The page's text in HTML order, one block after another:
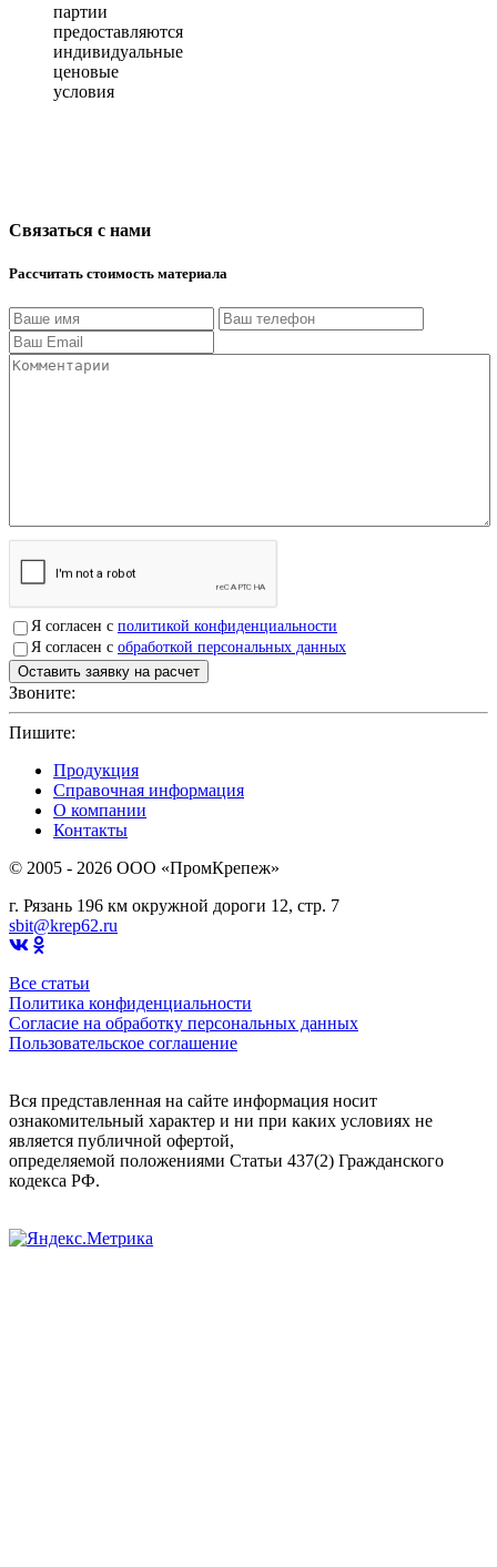
партии
предоставляются
индивидуальные
ценовые
условия
Связаться с нами
Рассчитать стоимость материала
Я согласен с политикой конфиденциальности
Я согласен с обработкой персональных данных
Звоните:
Пишите:
Продукция
Справочная информация
О компании
Контакты
© 2005 - 2026 OOO «ПромКрепеж»
г. Рязань 196 км окружной дороги 12, стр. 7
sbit@krep62.ru
Все статьи
Политика конфиденциальности
Согласие на обработку персональных данных
Пользовательское соглашение
Вся представленная на сайте информация носит
ознакомительный характер и ни при каких условиях не
является публичной офертой,
определяемой положениями Статьи 437(2) Гражданского
кодекса РФ.